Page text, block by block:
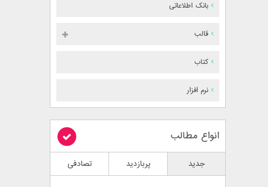
بانک اطلاعاتی
قالب
کتاب
نرم افزار
انواع مطالب
جدید پربازدید تصادفی